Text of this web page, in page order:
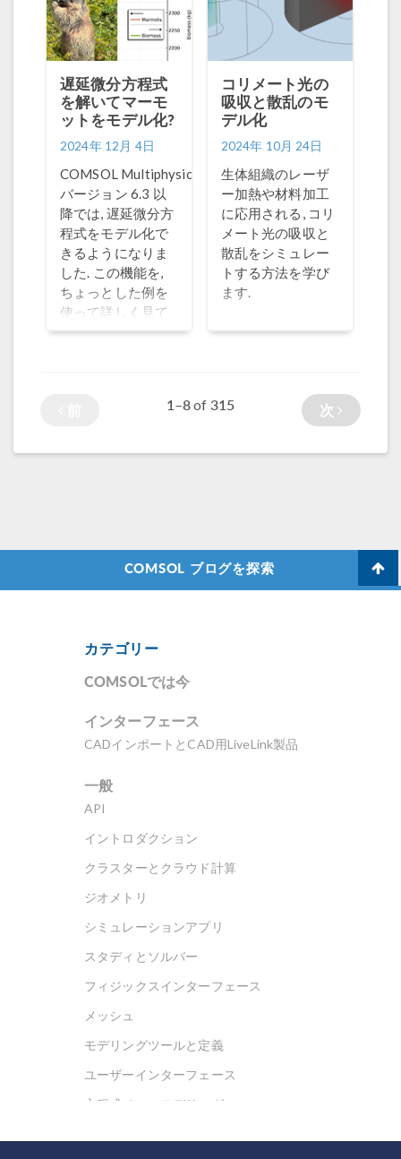
遅延微分方程式
を解いてマーモ
ットをモデル化?
2024年 12月 4日
COMSOL Multiphysics
バージョン 6.3 以
降では, 遅延微分方
程式をモデル化で
きるようになりま
した. この機能を,
ちょっとした例を
使って詳しく見て
みましょう.
コリメート光の
吸収と散乱のモ
デル化
2024年 10月 24日
生体組織のレーザ
ー加熱や材料加工
に応用される, コリ
メート光の吸収と
散乱をシミュレー
トする方法を学び
ます.
1–8of 315 次
COMSOL ブログを探索
カテゴリー
COMSOLでは今
インターフェース
CADインポートとCAD用LiveLink製品
一般
API
イントロダクション
クラスターとクラウド計算
ジオメトリ
シミュレーションアプリ
スタディとソルバー
フィジックスインターフェース
メッシュ
モデリングツールと定義
ユーザーインターフェース
方程式ベースモデリング